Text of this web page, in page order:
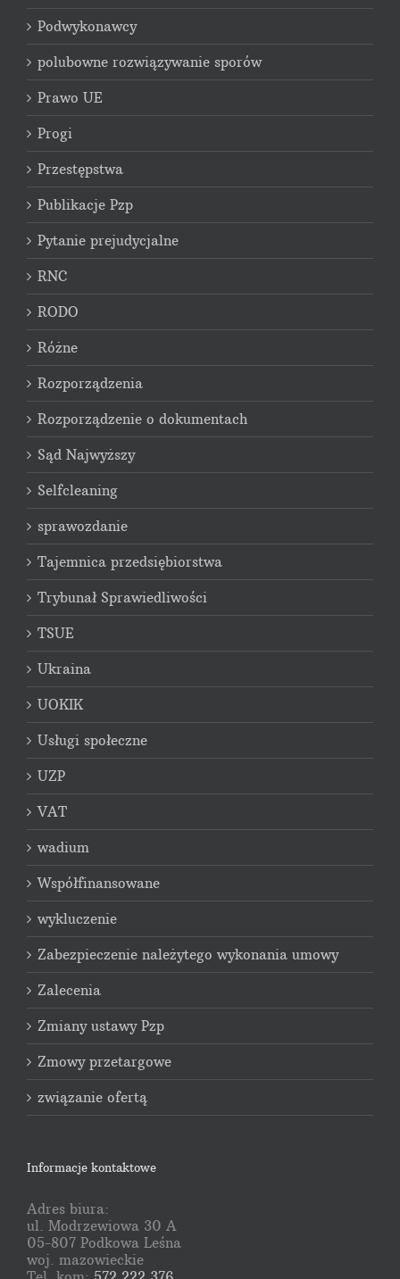
Podwykonawcy
polubowne rozwiązywanie sporów
Prawo UE
Progi
Przestępstwa
Publikacje Pzp
Pytanie prejudycjalne
RNC
RODO
Różne
Rozporządzenia
Rozporządzenie o dokumentach
Sąd Najwyższy
Selfcleaning
sprawozdanie
Tajemnica przedsiębiorstwa
Trybunał Sprawiedliwości
TSUE
Ukraina
UOKIK
Usługi społeczne
UZP
VAT
wadium
Współfinansowane
wykluczenie
Zabezpieczenie należytego wykonania umowy
Zalecenia
Zmiany ustawy Pzp
Zmowy przetargowe
związanie ofertą
Informacje kontaktowe
Adres biura:
ul. Modrzewiowa 30 A
05-807 Podkowa Leśna
woj. mazowieckie